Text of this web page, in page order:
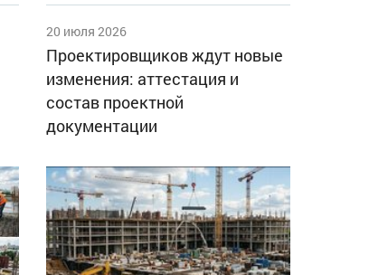
20 июля 2026
Проектировщиков ждут новые
изменения: аттестация и
состав проектной
документации